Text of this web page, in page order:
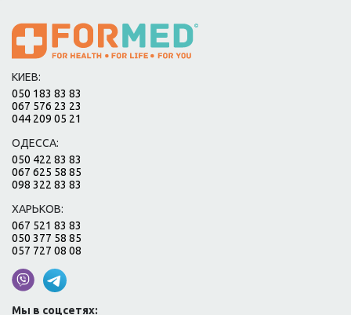
КИЕВ:
050 183 83 83
067 576 23 23
044 209 05 21
ОДЕССА:
050 422 83 83
067 625 58 85
098 322 83 83
ХАРЬКОВ:
067 521 83 83
050 377 58 85
057 727 08 08
Мы в соцсетях: